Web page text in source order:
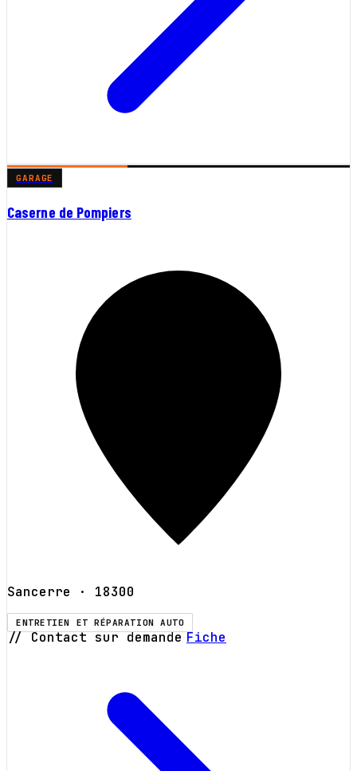
GARAGE
Caserne de Pompiers
Sancerre · 18300
ENTRETIEN ET RÉPARATION AUTO
// Contact sur demande Fiche